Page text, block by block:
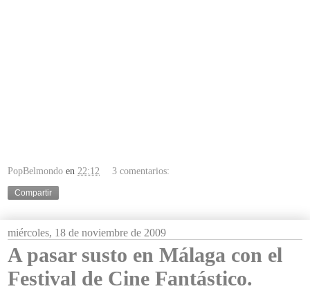
PopBelmondo en 22:12 3 comentarios:
Compartir
miércoles, 18 de noviembre de 2009
A pasar susto en Málaga con el
Festival de Cine Fantástico.